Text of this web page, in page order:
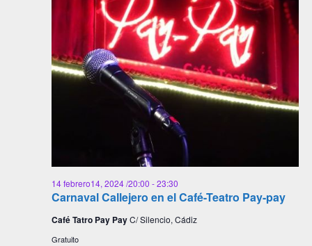
Carnaval Callejero en el Café-Teatro Pay-pay
14 febrero14, 2024 /20:00 -23:30
Café Tatro Pay PayC/ Silencio, Cádiz
Gratuito